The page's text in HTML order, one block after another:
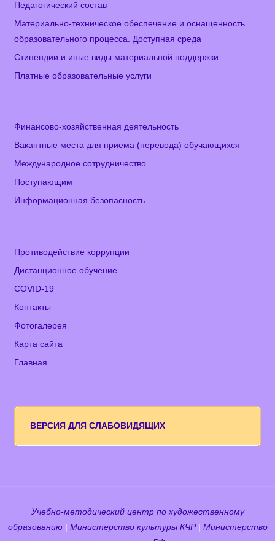
Педагогический состав
Материально-техническое обеспечение и оснащенность
образовательного процесса. Доступная среда
Стипендии и иные виды материальной поддержки
Платные образовательные услуги
Финансово-хозяйственная деятельность
Вакантные места для приема (перевода) обучающихся
Международное сотрудничество
Поступающим
Информационная безопасность
Противодействие коррупции
Дистанционное обучение
COVID-19
Контакты
Фотогалерея
Карта сайта
Главная
ВЕРСИЯ ДЛЯ СЛАБОВИДЯЩИХ
Учебно-методический центр по художественному
образованию
Министерство культуры КЧР| Министерство